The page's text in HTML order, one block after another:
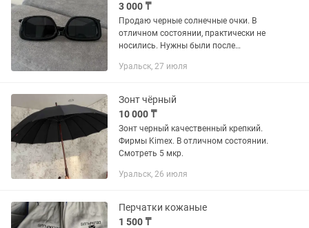
3 000 ₸
Продаю черные солнечные очки. В
отличном состоянии, практически не
носились. Нужны были после
Уральск, 27 июля
Зонт чёрный
10 000 ₸
Зонт черный качественный крепкий.
Фирмы Kimex. В отличном состоянии.
Смотреть 5 мкр.
Уральск, 26 июля
Перчатки кожаные
1 500 ₸